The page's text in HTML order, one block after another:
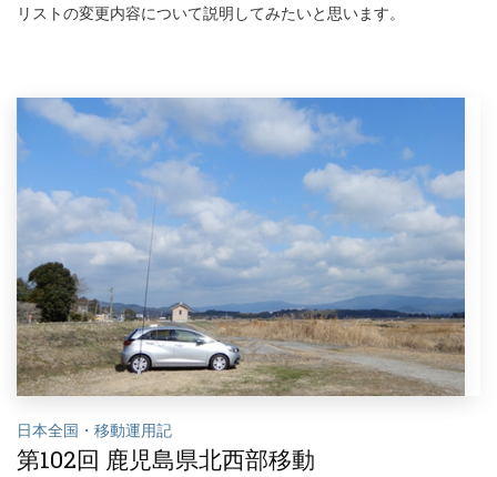
リストの変更内容について説明してみたいと思います。
日本全国・移動運用記
第102回 鹿児島県北西部移動